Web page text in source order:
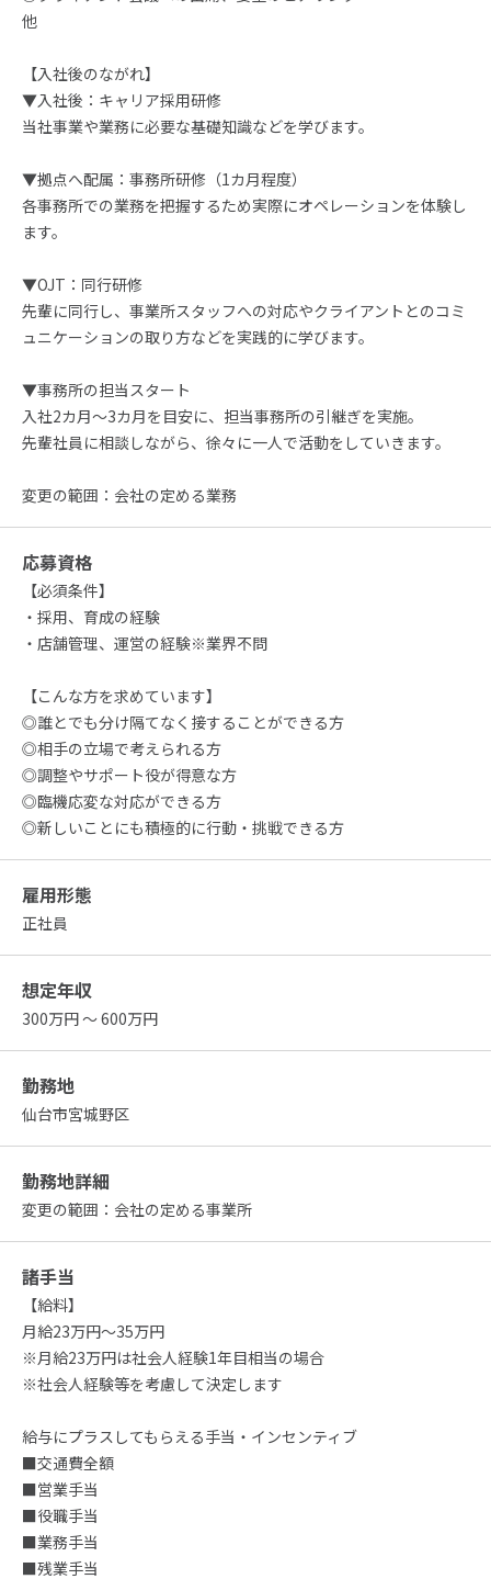
他
【入社後のながれ】
▼入社後：キャリア採用研修
当社事業や業務に必要な基礎知識などを学びます。
▼拠点へ配属：事務所研修（1カ月程度）
各事務所での業務を把握するため実際にオペレーションを体験し
ます。
▼OJT：同行研修
先輩に同行し、事業所スタッフへの対応やクライアントとのコミ
ュニケーションの取り方などを実践的に学びます。
▼事務所の担当スタート
入社2カ月～3カ月を目安に、担当事務所の引継ぎを実施。
先輩社員に相談しながら、徐々に一人で活動をしていきます。
変更の範囲：会社の定める業務
応募資格
【必須条件】
・採用、育成の経験
・店舗管理、運営の経験※業界不問
【こんな方を求めています】
◎誰とでも分け隔てなく接することができる方
◎相手の立場で考えられる方
◎調整やサポート役が得意な方
◎臨機応変な対応ができる方
◎新しいことにも積極的に行動・挑戦できる方
雇用形態
正社員
想定年収
300万円 ～ 600万円
勤務地
仙台市宮城野区
勤務地詳細
変更の範囲：会社の定める事業所
諸手当
【給料】
月給23万円～35万円
※月給23万円は社会人経験1年目相当の場合
※社会人経験等を考慮して決定します
給与にプラスしてもらえる手当・インセンティブ
■交通費全額
■営業手当
■役職手当
■業務手当
■残業手当